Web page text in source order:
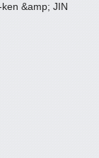
&amp; JIN